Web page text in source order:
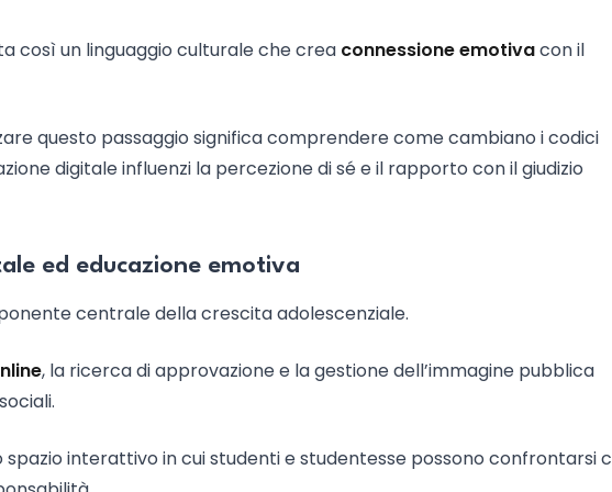
così un linguaggio culturale che crea connessione emotivacon il
questo passaggio significa comprendere come cambiano i codici
digitale influenzi la percezione di sé e il rapporto con il giudizio
ed educazione emotiva
centrale della crescita adolescenziale.
, la ricerca di approvazione e la gestione dell’immagine pubblica
interattivo in cui studenti e studentesse possono confrontarsi